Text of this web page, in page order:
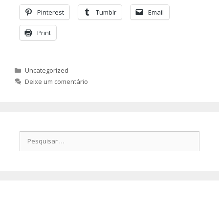
Pinterest Tumblr Email
Print
Categorias
Uncategorized
Deixe um comentário
Pesquisar
por: